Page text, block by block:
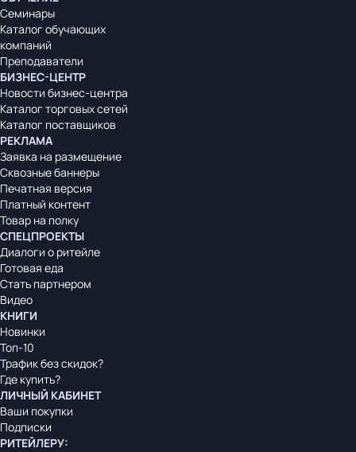
Семинары
Каталог обучающих
компаний
Преподаватели
БИЗНЕС-ЦЕНТР
Новости бизнес-центра
Каталог торговых сетей
Каталог поставщиков
РЕКЛАМА
Заявка на размещение
Сквозные баннеры
Печатная версия
Платный контент
Товар на полку
СПЕЦПРОЕКТЫ
Диалоги о ритейле
Готовая еда
Стать партнером
Видео
КНИГИ
Новинки
Топ-10
Трафик без скидок?
Где купить?
ЛИЧНЫЙ КАБИНЕТ
Ваши покупки
Подписки
РИТЕЙЛЕРУ: